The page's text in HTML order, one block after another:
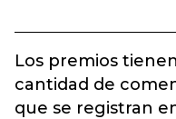
Los premios
cantidad de
que se registran